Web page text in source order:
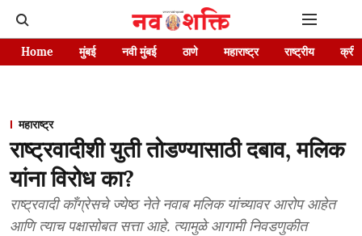
Home मुंबई नवी मुंबई ठाणे महाराष्ट्र राष्ट्रीय
महाराष्ट्र
राष्ट्रवादीशी युती तोडण्यासाठी दबाव, मलिक
यांना विरोध का?
राष्ट्रवादी काँग्रेसचे ज्येष्ठ नेते नवाब मलिक यांच्यावर आरोप आहेत
आणि त्याच पक्षासोबत सत्ता आहे. त्यामुळे आगामी निवडणुकीत